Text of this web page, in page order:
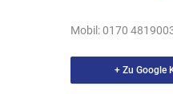
Mobil: 0170
+ Zu Google